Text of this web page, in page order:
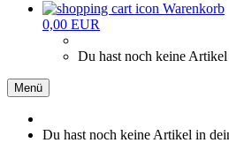
Warenkorb
0,00 EUR
Du hast noch keine
Menü
Du hast noch keine Artikel in